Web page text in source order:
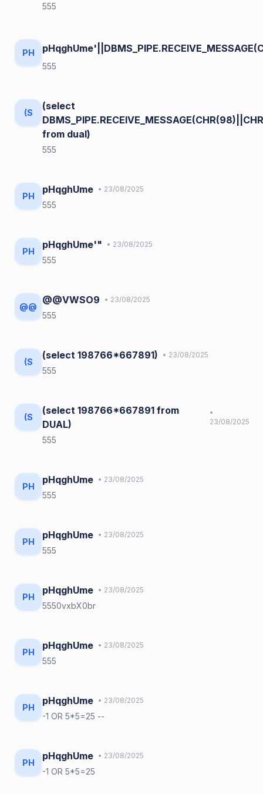
555
PH
555
(S
(select
from dual)
555
PH
pHqghUme • 23/08/2025
555
PH
pHqghUme'" • 23/08/2025
555
@@
@@VWSO9 • 23/08/2025
555
(S
(select 198766*667891) • 23/08/2025
555
(S
(select 198766*667891 from
DUAL)
•
23/08/2025
555
PH
pHqghUme • 23/08/2025
555
PH
pHqghUme • 23/08/2025
555
PH
pHqghUme • 23/08/2025
5550vxbX0br
PH
pHqghUme • 23/08/2025
555
PH
pHqghUme • 23/08/2025
-1 OR 5*5=25 --
PH
pHqghUme • 23/08/2025
-1 OR 5*5=25